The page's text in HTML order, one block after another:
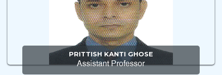
PRITTISH KANTI GHOSE
Assistant Professor